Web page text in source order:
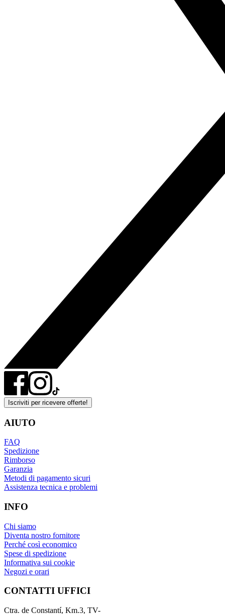
Iscriviti per ricevere offerte!
AIUTO
FAQ
Spedizione
Rimborso
Garanzia
Metodi di pagamento sicuri
Assistenza tecnica e problemi
INFO
Chi siamo
Diventa nostro fornitore
Perché così economico
Spese di spedizione
Informativa sui cookie
Negozi e orari
CONTATTI UFFICI
Ctra. de Constantí, Km.3, TV-